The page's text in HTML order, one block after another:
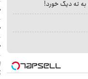
به ته دیگ خورد!